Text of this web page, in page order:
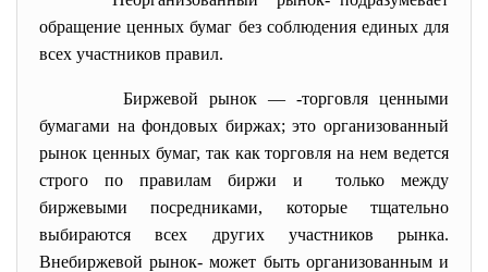
обращение ценных бумаг без соблюдения единых для
всех участников правил.
Биржевой рынок — -торговля ценными
бумагами на фондовых биржах; это организованный
рынок ценных бумаг, так как торговля на нем ведется
строго по правилам биржи и только между
биржевыми посредниками, которые тщательно
выбираются всех других участников рынка.
Внебиржевой рынок- может быть организованным и